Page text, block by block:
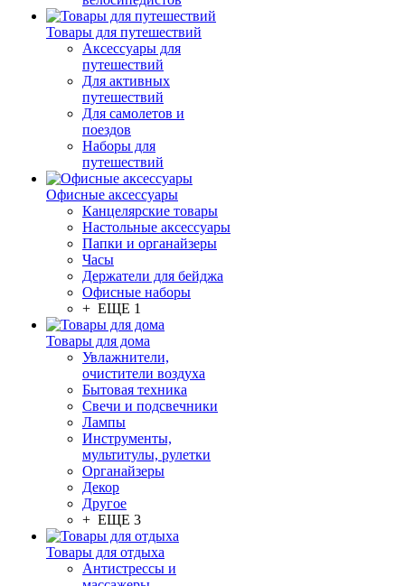
Товары для путешествий
Аксессуары для
путешествий
Для активных
путешествий
Для самолетов и
поездов
Наборы для
путешествий
Офисные аксессуары
Канцелярские товары
Настольные аксессуары
Папки и органайзеры
Часы
Держатели для бейджа
Офисные наборы
+ ЕЩЕ 1
Товары для дома
Увлажнители,
очистители воздуха
Бытовая техника
Свечи и подсвечники
Лампы
Инструменты,
мультитулы, рулетки
Органайзеры
Декор
Другое
+ ЕЩЕ 3
Товары для отдыха
Антистрессы и